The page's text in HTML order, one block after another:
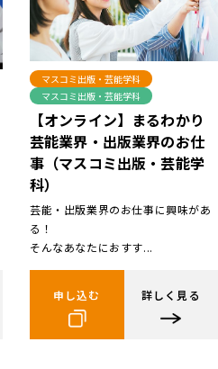
マスコミ出版・芸能学科
マスコミ出版・芸能学科
【オンライン】まるわかり
芸能業界・出版業界のお仕
事（マスコミ出版・芸能学
科）
芸能・出版業界のお仕事に興味があ
る！
そんなあなたにおすす...
申し込む 詳しく見る